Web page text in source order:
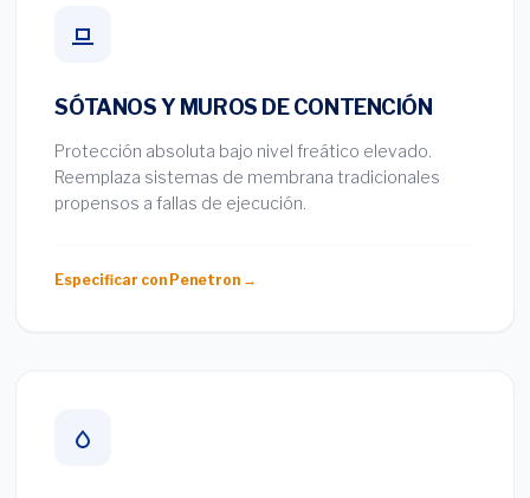
SÓTANOS Y MUROS DE CONTENCIÓN
Protección absoluta bajo nivel freático elevado.
Reemplaza sistemas de membrana tradicionales
propensos a fallas de ejecución.
Especificar con Penetron →